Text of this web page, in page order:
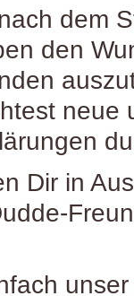
dem
den
neue
Dir in